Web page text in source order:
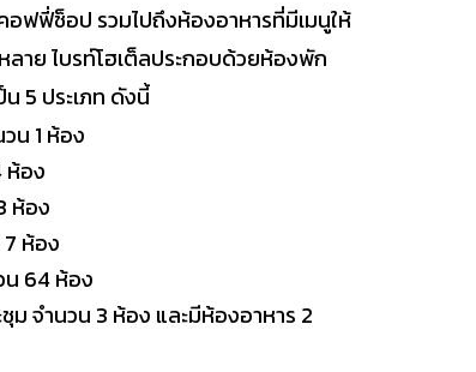
อฟฟี่ช็อป รวมไปถึงห้องอาหารที่มีเมนูให้
ลาย ไบรท์โฮเต็ลประกอบด้วยห้องพัก
5 ประเภท ดังนี้
น 1 ห้อง
ห้อง
ห้อง
ห้อง
น 64 ห้อง
จำนวน 3 ห้อง และมีห้องอาหาร 2